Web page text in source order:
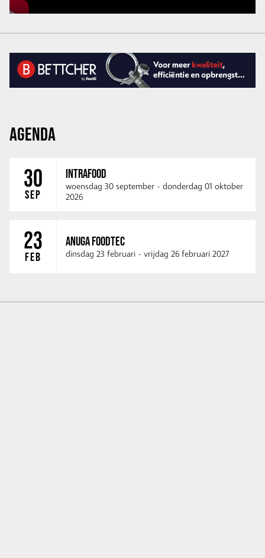
AGENDA
30
SEP
INTRAFOOD
woensdag 30 september - donderdag 01 oktober
2026
23
FEB
ANUGA FOODTEC
dinsdag 23 februari - vrijdag 26 februari 2027